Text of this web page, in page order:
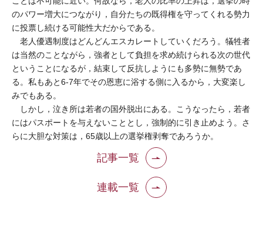
のパワー増大につながり，自分たちの既得権を守ってくれる勢力
に投票し続ける可能性大だからである。
老人優遇制度はどんどんエスカレートしていくだろう。犠牲者
は当然のことながら，強者として負担を求め続けられる次の世代
ということになるが，結束して反抗しようにも多勢に無勢であ
る。私もあと6-7年でその恩恵に浴する側に入るから，大変楽し
みでもある。
しかし，泣き所は若者の国外脱出にある。こうなったら，若者
にはパスポートを与えないこととし，強制的に引き止めよう。さ
らに大胆な対策は，65歳以上の選挙権剥奪であろうか。
記事一覧
連載一覧